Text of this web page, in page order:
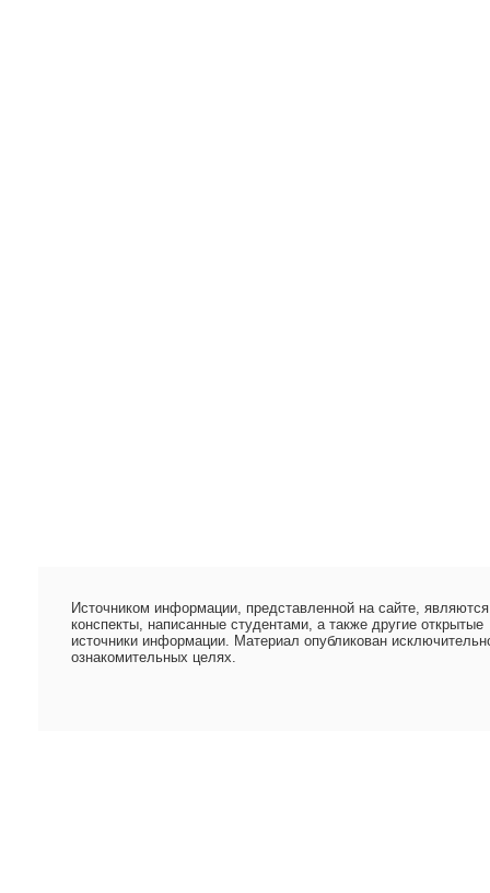
Источником информации, представленной на сайте, являются
конспекты, написанные студентами, а также другие открытые
источники информации. Материал опубликован
ознакомительных целях.